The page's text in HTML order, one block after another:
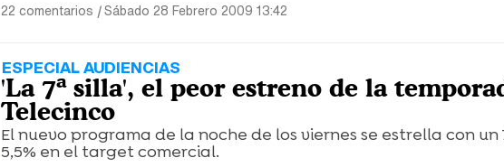
22 comentarios |Sábado 28 Febrero 2009 13:42
ESPECIAL AUDIENCIAS
'La 7ª silla', el peor estreno de la
Telecinco
El nuevo programa de la noche de los viernes se estrella con un
5,5% en el target comercial.